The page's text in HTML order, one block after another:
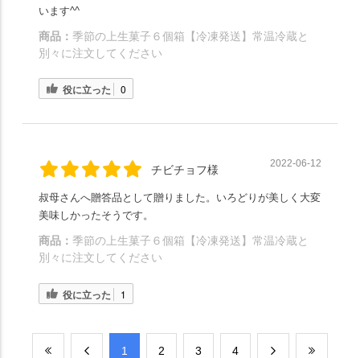
います^^
商品： 季節の上生菓子６個箱【冷凍発送】常温冷蔵と
別々に注文してください
役に立った 0
チビチョフ様 2022-06-12
叔母さんへ贈答品として贈りました。いろどりが美しく大変
美味しかったそうです。
商品： 季節の上生菓子６個箱【冷凍発送】常温冷蔵と
別々に注文してください
役に立った 1
​1 ​2 ​3 ​4